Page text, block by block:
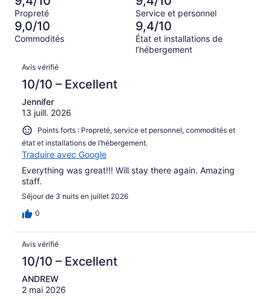
sur 6023.
108 avis
sur 6023.
Terrible,
d’après
113 avis
sur 6023.
Propreté Service et personnel
9,0/10
Commodités
9,4/10
État et installations de
l’hébergement
Avis
Avis vérifié
10/10 – Excellent
Jennifer
13 juill. 2026
Points forts : Propreté, service et personnel, commodités et
état et installations de l’hébergement.
Traduire avec Google
Everything was great!!! Will stay there again. Amazing
staff.
Séjour de 3 nuits en juillet 2026
0
Avis vérifié
10/10 – Excellent
ANDREW
2 mai 2026